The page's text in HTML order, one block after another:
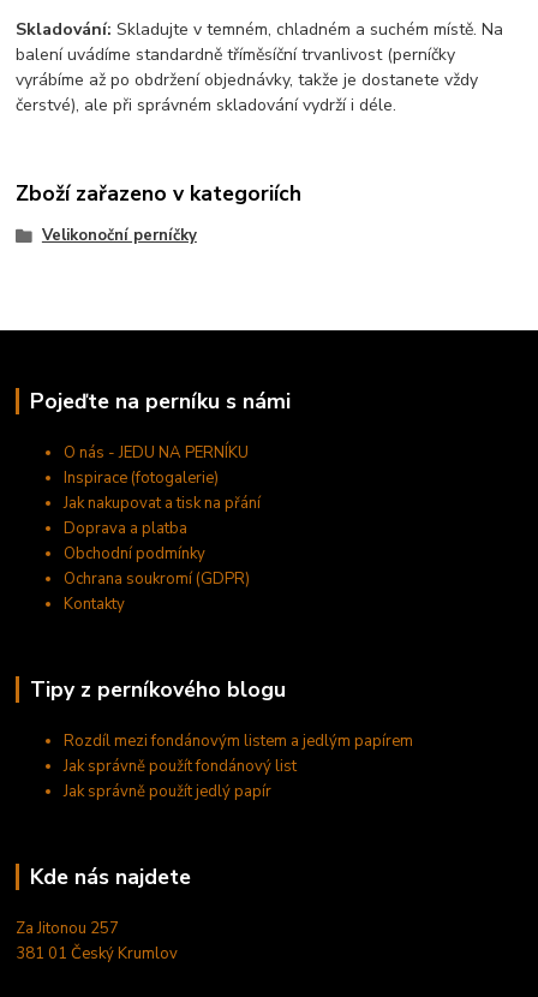
Skladování: Skladujte v temném, chladném a suchém místě. Na
balení uvádíme standardně tříměsíční trvanlivost (perníčky
vyrábíme až po obdržení objednávky, takže je dostanete vždy
čerstvé), ale při správném skladování vydrží i déle.
Zboží zařazeno v kategoriích
Velikonoční perníčky
Pojeďte na perníku s námi
O nás - JEDU NA PERNÍKU
Inspirace (fotogalerie)
Jak nakupovat a tisk na přání
Doprava a platba
Obchodní podmínky
Ochrana soukromí (GDPR)
Kontakty
Tipy z perníkového blogu
Rozdíl mezi fondánovým listem a jedlým papírem
Jak správně použít fondánový list
Jak správně použít jedlý papír
Kde nás najdete
Za Jitonou 257
381 01 Český Krumlov